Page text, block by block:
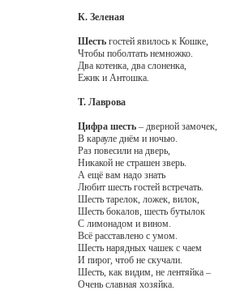
К. Зеленая
Шестьгостей явилось к Кошке,
Чтобы поболтать немножко.
Два котенка, два слоненка,
Ежик и Антошка.
Т. Лаврова
Цифра шесть– дверной замочек,
В карауле днём и ночью.
Раз повесили на дверь,
Никакой не страшен зверь.
А ещё вам надо знать
Любит шесть гостей встречать.
Шесть тарелок, ложек, вилок,
Шесть бокалов, шесть бутылок
С лимонадом и вином.
Всё расставлено с умом.
Шесть нарядных чашек с чаем
И пирог, чтоб не скучали.
Шесть, как видим, не лентяйка –
Очень славная хозяйка.